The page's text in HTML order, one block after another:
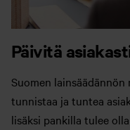
Päivitä
Suomen
tunnistaa ja tuntea
lisäksi pankilla tulee